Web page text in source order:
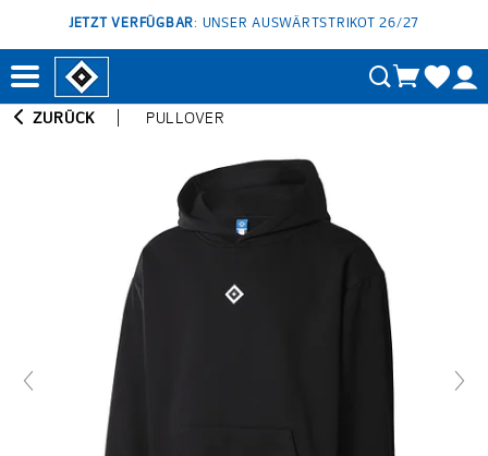
JETZT VERFÜGBAR: UNSER AUSWÄRTSTRIKOT 26/27
ZURÜCK PULLOVER